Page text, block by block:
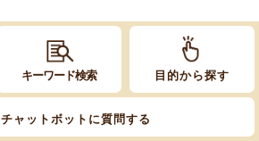
キーワード検索 目的から探す
チャットボットに質問する